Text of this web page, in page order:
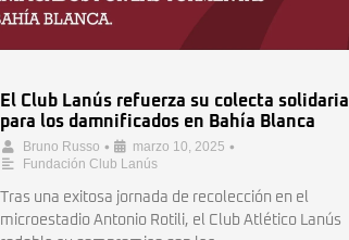
El Club Lanús refuerza su colecta solidaria
para los damnificados en Bahía Blanca
Bruno Russo • marzo 10, 2025 •
Fundación Club Lanús
Tras una exitosa jornada de recolección en el
microestadio Antonio Rotili, el Club Atlético Lanús